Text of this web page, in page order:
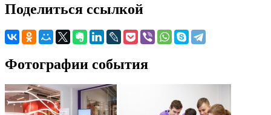
Поделиться ссылкой
Фотографии события